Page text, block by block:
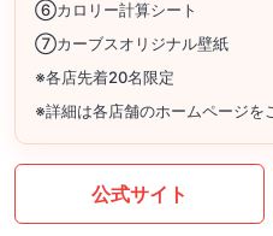
⑥カロリー計算シート
⑦カーブスオリジナル壁紙
※各店先着20名限定
※詳細は各店舗のホームページを
公式サイト